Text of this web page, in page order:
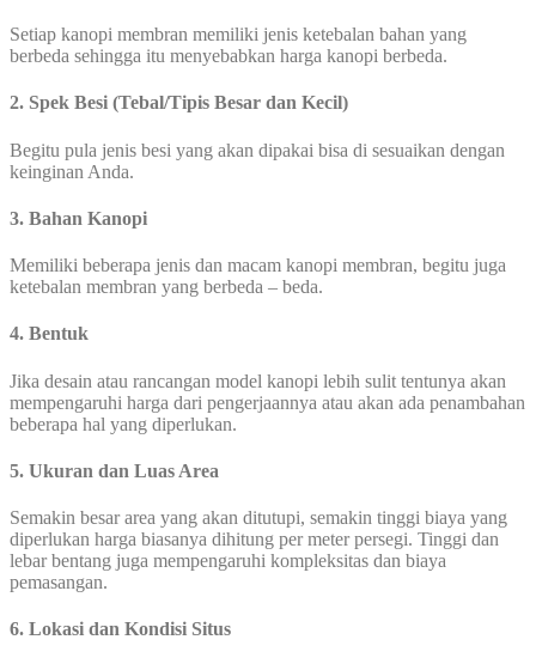
Setiap kanopi membran memiliki jenis ketebalan bahan yang
berbeda sehingga itu menyebabkan harga kanopi berbeda.
2. Spek Besi (Tebal/Tipis Besar dan Kecil)
Begitu pula jenis besi yang akan dipakai bisa di sesuaikan dengan
keinginan Anda.
3. Bahan Kanopi
Memiliki beberapa jenis dan macam kanopi membran, begitu juga
ketebalan membran yang berbeda – beda.
4. Bentuk
Jika desain atau rancangan model kanopi lebih sulit tentunya akan
mempengaruhi harga dari pengerjaannya atau akan ada penambahan
beberapa hal yang diperlukan.
5. Ukuran dan Luas Area
Semakin besar area yang akan ditutupi, semakin tinggi biaya yang
diperlukan harga biasanya dihitung per meter persegi. Tinggi dan
lebar bentang juga mempengaruhi kompleksitas dan biaya
pemasangan.
6. Lokasi dan Kondisi Situs